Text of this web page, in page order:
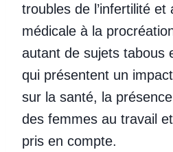
troubles de l’infertilité et
médicale à la
autant de sujets tabous
qui présentent un
sur la santé, la
des femmes au travail
pris en compte.